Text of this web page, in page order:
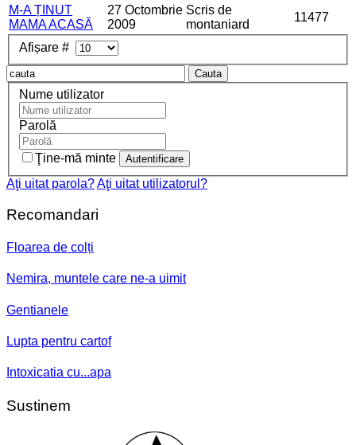
M-A ȚINUT
MAMA ACASĂ
27 Octombrie
2009
Scris de
montaniard
11477
Afișare #
Cauta
Nume utilizator
Parolă
Ţine-mă minte
Aţi uitat parola?Aţi uitat utilizatorul?
Recomandari
Floarea de colți
Nemira, muntele care ne-a uimit
Gentianele
Lupta pentru cartof
Intoxicatia cu...apa
Sustinem